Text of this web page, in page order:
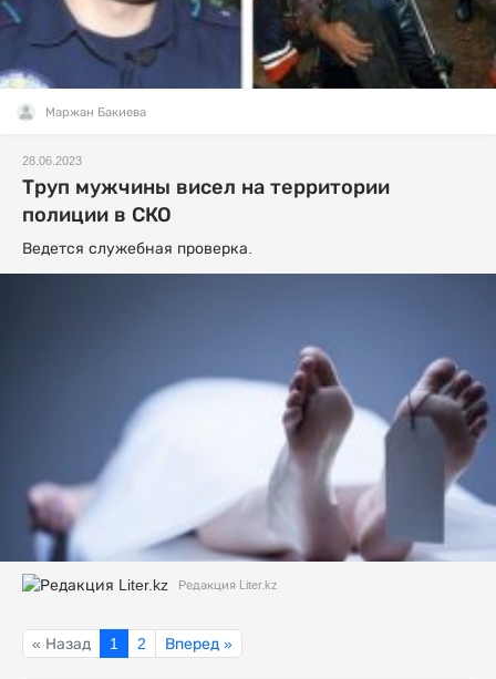
Маржан Бакиева
28.06.2023
Труп мужчины висел на территории
полиции в СКО
Ведется служебная проверка.
Редакция Liter.kz
« Назад 1 2 Вперед »